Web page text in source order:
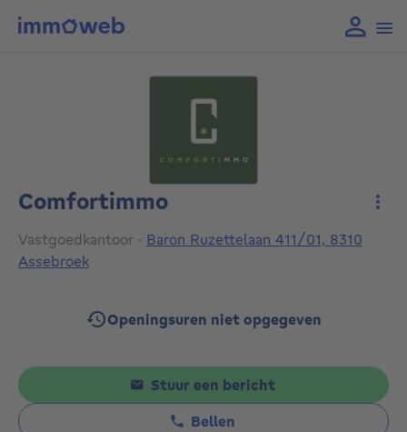
Comfortimmo
Vastgoedkantoor · Baron Ruzettelaan 411/01, 8310
Assebroek
Openingsuren niet opgegeven
Stuur een bericht
Bellen